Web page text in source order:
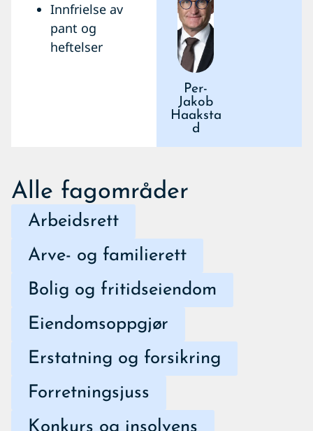
Innfrielse av
pant og
heftelser
Per-
Jakob
Haaksta
d
Alle fagområder
Arbeidsrett
Arve- og familierett
Bolig og fritidseiendom
Eiendomsoppgjør
Erstatning og forsikring
Forretningsjuss
Konkurs og insolvens